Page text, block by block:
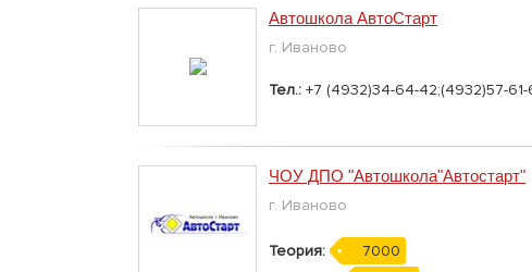
Автошкола АвтоСтарт
г. Иваново
Тел.: +7 (4932)34-64-42;(4932)57-61-
ЧОУ ДПО "Автошкола"Автостарт"
г. Иваново
Теория:
7000